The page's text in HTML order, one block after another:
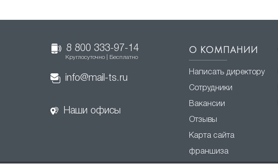
8 800 333-97-14
Круглосуточно | Бесплатно
info@mail-ts.ru
Наши офисы
О КОМПАНИИ
Написать директору
Сотрудники
Вакансии
Отзывы
Карта сайта
франшиза